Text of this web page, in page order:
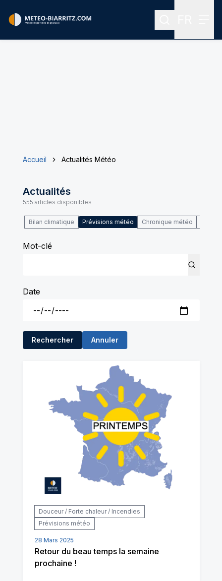
Rechercher
Accueil Actualités Météo
Actualités
555 articles disponibles
Bilan climatique Prévisions météo Chronique météo
Mot-clé
Date
Rechercher Annuler
Douceur / Forte chaleur / Incendies
Prévisions météo
28 Mars 2025
Retour du beau temps la semaine
prochaine !